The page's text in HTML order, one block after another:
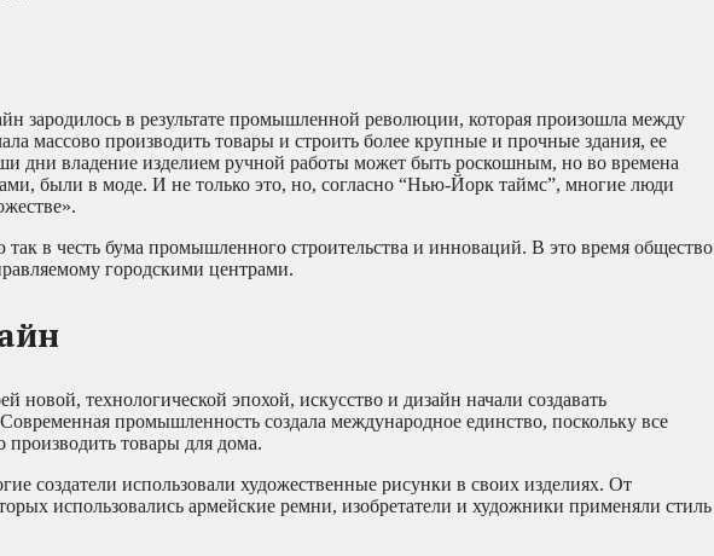
зародилось в результате промышленной революции, которая произошла между
массово производить товары и строить более крупные и прочные здания, ее
дни владение изделием ручной работы может быть роскошным, но во времена
были в моде. И не только это, но, согласно “Нью-Йорк таймс”, многие люди
в честь бума промышленного строительства и инноваций. В это время общество
городскими центрами.
технологической эпохой, искусство и дизайн начали создавать
промышленность создала международное единство, поскольку все
товары для дома.
создатели использовали художественные рисунки в своих изделиях. От
использовались армейские ремни, изобретатели и художники применяли стиль